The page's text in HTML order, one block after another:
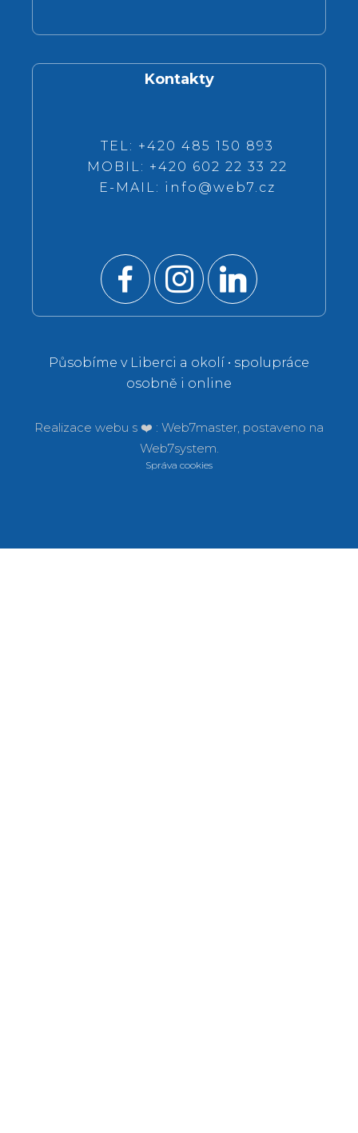
Kontakty
TEL: +420 485 150 893
MOBIL: +420 602 22 33 22
E-MAIL: info@web7.cz
Působíme v Liberci a okolí • spolupráce
osobně i online
Realizace webu s ❤️ : Web7master, postaveno na
Web7system.
Správa cookies